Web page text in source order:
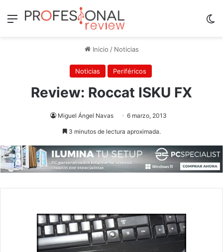
Menú
Inicio / Noticias
Noticias Periféricos
Review: Roccat ISKU FX
Miguel Ángel Navas 6 marzo, 2013
3 minutos de lectura aproximada.